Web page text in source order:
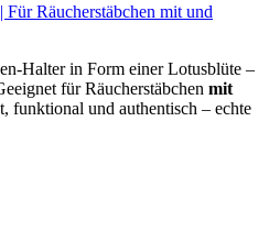
Räucherstäbchen mit und
Halter in Form einer Lotusblüte –
für Räucherstäbchen mit
funktional und authentisch – echte